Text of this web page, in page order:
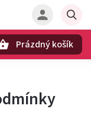
Prázdný košík